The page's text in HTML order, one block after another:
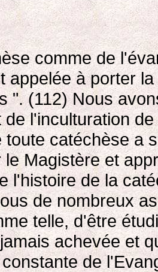
comme de
appelée à porter
". (112) Nous
l'inculturation
toute catéchèse a
Magistère et
l'histoire de la
de nombreux
telle, d'être
achevée et
de